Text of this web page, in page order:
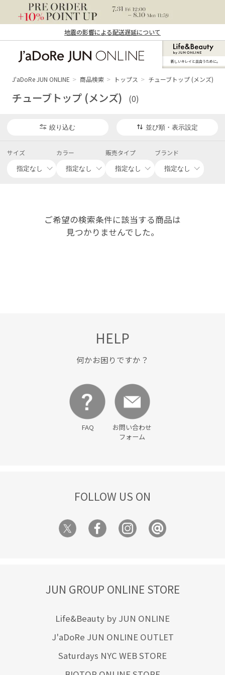
地震の影響による配送遅延について
ン オンライン）
新しいキレイと出合うために。
J'aDoRe JUN ONLINE 商品検索 トップス チューブトップ (メンズ)
チューブトップ (メンズ) (0)
絞り込む 並び順・表示設定
サイズ カラー 販売タイプ ブランド
ご希望の検索条件に該当する商品は
見つかりませんでした。
HELP
何かお困りですか？
FAQ
お問い合わせ
フォーム
FOLLOW US ON
JUN GROUP ONLINE STORE
Life&Beauty by JUN ONLINE
J'aDoRe JUN ONLINE OUTLET
Saturdays NYC WEB STORE